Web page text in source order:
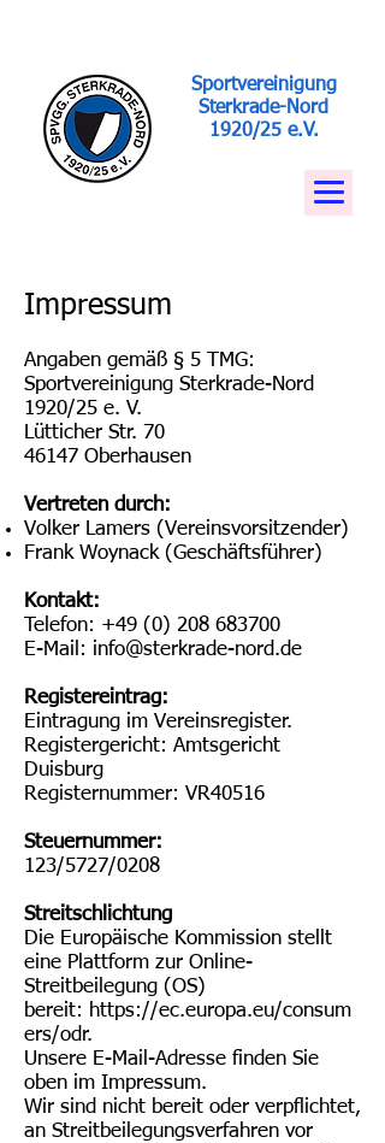
Sportvereinigung
Sterkrade-Nord
1920/25 e.V.
Impressum
Angaben gemäß § 5 TMG:
Sportvereinigung Sterkrade-Nord
1920/25 e. V.
Lütticher Str. 70
46147 Oberhausen
Vertreten durch:
Volker Lamers (Vereinsvorsitzender)
Frank Woynack (Geschäftsführer)
Kontakt:
Telefon: +49 (0) 208 683700
E-Mail: info@sterkrade-nord.de
Registereintrag:
Eintragung im Vereinsregister.
Registergericht: Amtsgericht
Duisburg
Registernummer: VR40516
Steuernummer:
123/5727/0208
Streitschlichtung
Die Europäische Kommission stellt
eine Plattform zur Online-
Streitbeilegung (OS)
bereit: https://ec.europa.eu/consum
ers/odr.
Unsere E-Mail-Adresse finden Sie
oben im Impressum.
Wir sind nicht bereit oder verpflichtet,
an Streitbeilegungsverfahren vor